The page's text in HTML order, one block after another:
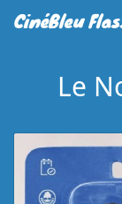
CinéBleu
Le